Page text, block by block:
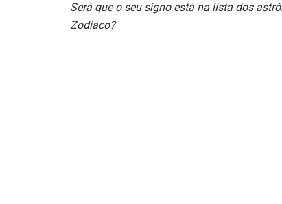
Será que o seu signo está na lista dos
Zodíaco?